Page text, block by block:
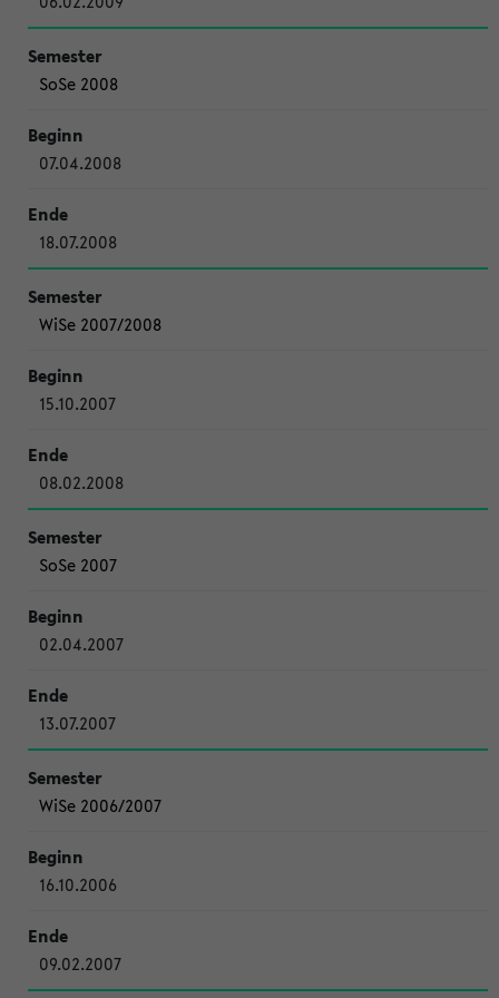
SoSe 2008
07.04.2008
18.07.2008
WiSe 2007/2008
15.10.2007
08.02.2008
SoSe 2007
02.04.2007
13.07.2007
WiSe 2006/2007
16.10.2006
09.02.2007